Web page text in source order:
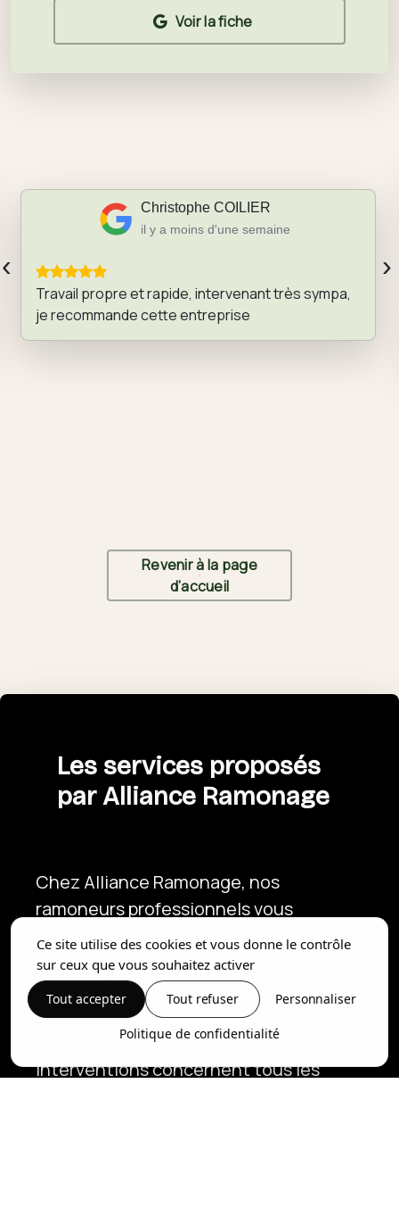
Voir la fiche
Christophe COILIER
il y a moins d'une semaine
Travail propre et rapide, intervenant très sympa,
je recommande cette entreprise
‹ ›
Revenir à la page
d’accueil
Les services proposés
par Alliance Ramonage
Chez Alliance Ramonage, nos
ramoneurs professionnels vous
proposent différents services à
Carquefou. Du ramonage à l'entretien
des conduits de fumée, nous assurons
le fonctionnement optimal de vos
installations de chauffage. Nos
interventions concernent tous les
Ce site utilise des cookies et vous donne le contrôle
sur ceux que vous souhaitez activer
Tout accepter Tout refuser Personnaliser
Politique de confidentialité